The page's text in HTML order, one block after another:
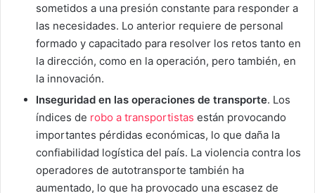
sometidos a una presión constante para responder a
las necesidades. Lo anterior requiere de personal
formado y capacitado para resolver los retos tanto en
la dirección, como en la operación, pero también, en
la innovación.
Inseguridad en las operaciones de transporte. Los
índices de robo a transportistas están provocando
importantes pérdidas económicas, lo que daña la
confiabilidad logística del país. La violencia contra los
operadores de autotransporte también ha
aumentado, lo que ha provocado una escasez de